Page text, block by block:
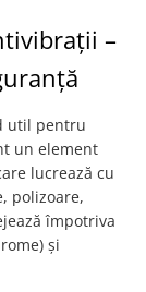
–
util pentru
un element
lucrează cu
polizoare,
împotriva
și